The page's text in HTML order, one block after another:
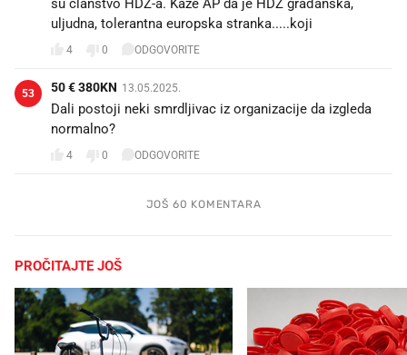
su članstvo HDZ-a. Kaže AP da je HDZ građanska,
uljudna, tolerantna europska stranka.....koji 🤡
4 0 ODGOVORITE
53 50 € 380KN 13.05.2025.
Dali postoji neki smrdljivac iz organizacije da izgleda
normalno?
4 0 ODGOVORITE
JOŠ 60 KOMENTARA
PROČITAJTE JOŠ